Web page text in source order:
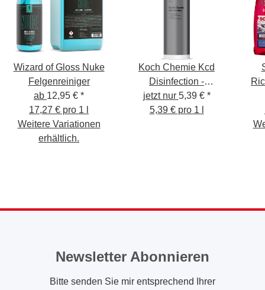
Wizard of Gloss Nuke
Felgenreiniger
ab 12,95 € *
17,27 € pro 1 l
Weitere Variationen
erhältlich.
Koch Chemie Kcd
Disinfection -
Desinfektionsmittel
nach WHO-
jetzt nur 5,39 € *
5,39 € pro 1 l
Newsletter Abonnieren
Bitte senden Sie mir entsprechend Ihrer